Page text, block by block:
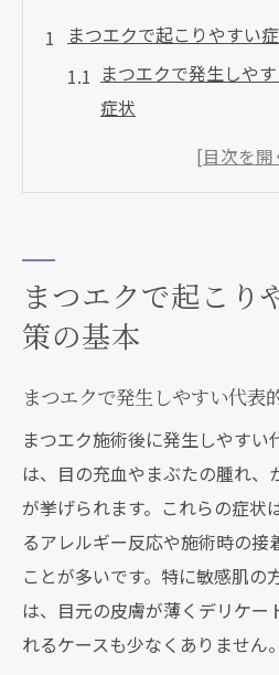
まつエクで起こりやすい
まつエクで発生しや
症状
まつエクトラブルの
まつエク装着後のセ
ト
まつエクによるまぶ
極める
まつエク装着後の充
まつエクトラブル発
マツエク充血や目薬
まつエクで結膜炎を
目の異常を感じたらまず
まつエクで起こり
策の基本
まつエクで発生しやすい代表
まつエク施術後に発生しやすい
は、目の充血やまぶたの腫れ、
が挙げられます。これらの症状
るアレルギー反応や施術時の接
ことが多いです。特に敏感肌の
は、目元の皮膚が薄くデリケー
れるケースも少なくありません。